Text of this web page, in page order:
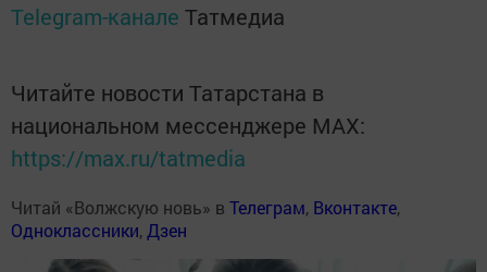
Telegram-канале Татмедиа
Читайте новости Татарстана в
национальном мессенджере MАХ:
https://max.ru/tatmedia
Читай «Волжскую новь» в Телеграм, Вконтакте,
Одноклассники, Дзен